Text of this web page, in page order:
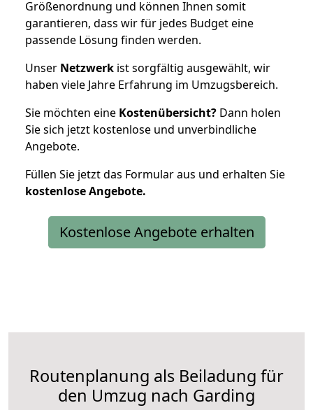
Größenordnung und können Ihnen somit
garantieren, dass wir für jedes Budget eine
passende Lösung finden werden.
Unser Netzwerk ist sorgfältig ausgewählt, wir
haben viele Jahre Erfahrung im Umzugsbereich.
Sie möchten eine Kostenübersicht? Dann holen
Sie sich jetzt kostenlose und unverbindliche
Angebote.
Füllen Sie jetzt das Formular aus und erhalten Sie
kostenloseAngebote.
Kostenlose Angebote erhalten
Routenplanung als Beiladung für
den Umzug nach Garding